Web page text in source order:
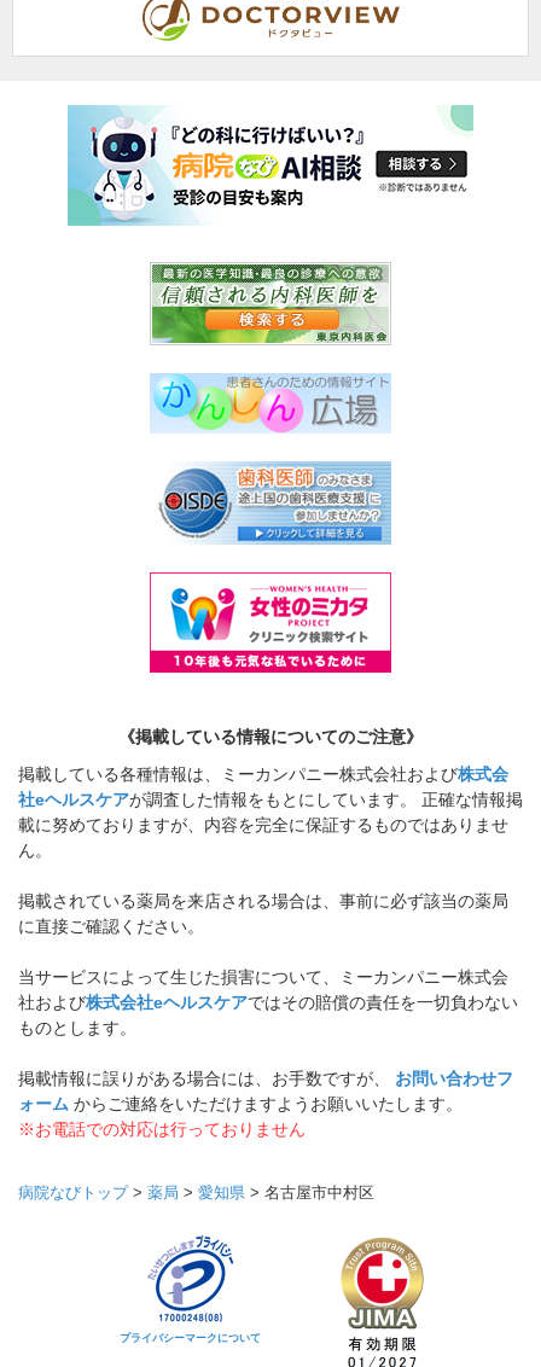
《掲載している情報についてのご注意》
掲載している各種情報は、ミーカンパニー株式会社および株式会
社eヘルスケアが調査した情報をもとにしています。 正確な情報掲
載に努めておりますが、内容を完全に保証するものではありませ
ん。
掲載されている薬局を来店される場合は、事前に必ず該当の薬局
に直接ご確認ください。
当サービスによって生じた損害について、ミーカンパニー株式会
社および株式会社eヘルスケアではその賠償の責任を一切負わない
ものとします。
掲載情報に誤りがある場合には、お手数ですが、 お問い合わせフ
ォーム からご連絡をいただけますようお願いいたします。
※お電話での対応は行っておりません
病院なびトップ> 薬局 > 愛知県 > 名古屋市中村区
プライバシーマークについて